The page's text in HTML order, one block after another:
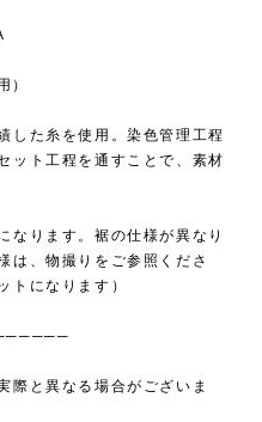
）
した糸を使用。染色管理工程
ット工程を通すことで、素材
ります。裾の仕様が異なり
は、物撮りをご参照くださ
トになります）
際と異なる場合がございま